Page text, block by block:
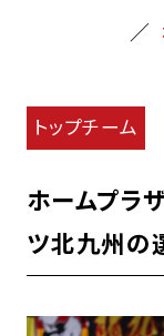
トップチーム
ホームプラ
ツ北九州の